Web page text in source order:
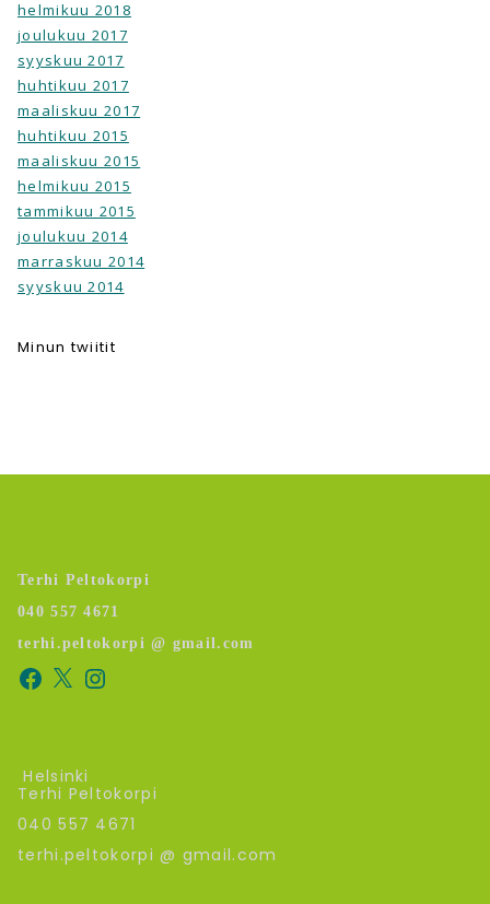
helmikuu 2018
joulukuu 2017
syyskuu 2017
huhtikuu 2017
maaliskuu 2017
huhtikuu 2015
maaliskuu 2015
helmikuu 2015
tammikuu 2015
joulukuu 2014
marraskuu 2014
syyskuu 2014
Minun twiitit
Terhi Peltokorpi
040 557 4671
terhi.peltokorpi @ gmail.com
Helsinki
Terhi Peltokorpi
040 557 4671
terhi.peltokorpi @ gmail.com